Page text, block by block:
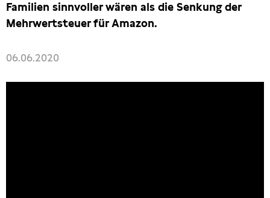
Familien sinnvoller wären als die Senkung der
Mehrwertsteuer für Amazon.
06.06.2020